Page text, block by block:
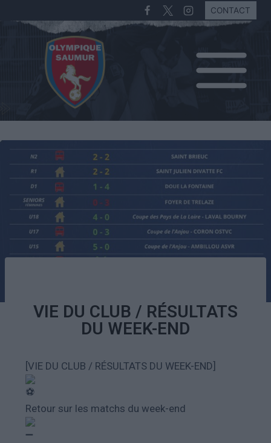
CONTACT
VIE DU CLUB / RÉSULTATS
DU WEEK-END
[VIE DU CLUB / RÉSULTATS DU WEEK-END]
Retour sur les matchs du week-end